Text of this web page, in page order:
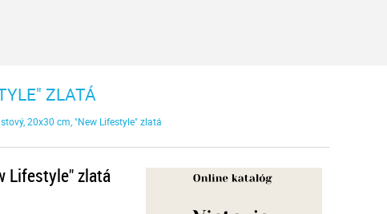
ZLATÁ
20x30 cm, "New Lifestyle" zlatá
Lifestyle" zlatá